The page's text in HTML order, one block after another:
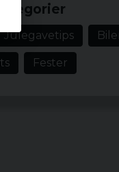
Julegavetips
Fester